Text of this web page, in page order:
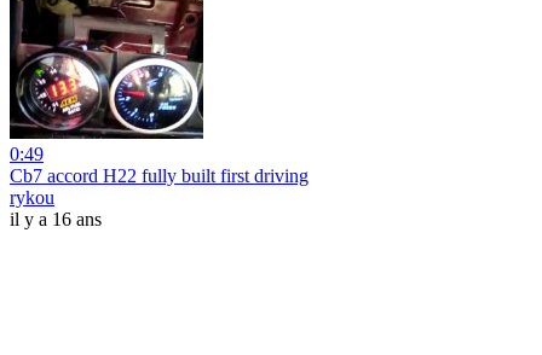
0:49
Cb7 accord H22 fully built first driving
rykou
il y a 16 ans